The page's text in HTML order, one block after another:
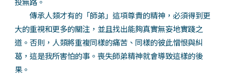
傳承人類才有的「師弟」這項尊貴的精神，必須得到更
大的重視和更多的關注，並且找出能夠真實無妄地實踐之
道。否則，人類將重複同樣的痛苦、同樣的彼此憎恨與糾
葛，這是我所害怕的事。喪失師弟精神就會導致這樣的後
果。